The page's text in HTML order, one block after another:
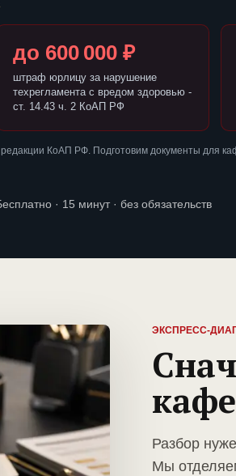
до 600 000 ₽
штраф юрлицу за нарушение
техрегламента с вредом здоровью -
ст. 14.43 ч. 2 КоАП РФ
КоАП РФ. Подготовим документы для
· 15 минут · без обязательств
ЭКСПРЕСС-
Разбор
Мы